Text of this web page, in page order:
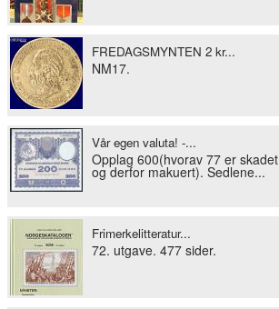
FREDAGSMYNTEN 2 kr...
NM17.
Vår egen valuta! -...
Opplag 600(hvorav 77 er skadet
og derfor makuert). Sedlene...
Frimerkelitteratur...
72. utgave. 477 sider.